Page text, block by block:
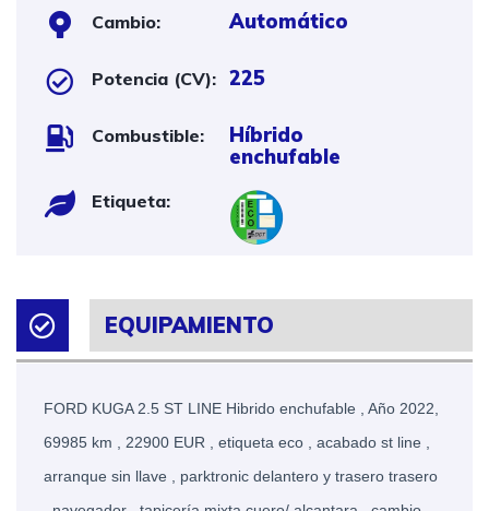
Cambio: Automático
Potencia (CV): 225
Combustible:
Híbrido
enchufable
Etiqueta:
EQUIPAMIENTO
FORD KUGA 2.5 ST LINE Hibrido enchufable , Año 2022,
69985 km , 22900 EUR , etiqueta eco , acabado st line ,
arranque sin llave , parktronic delantero y trasero trasero